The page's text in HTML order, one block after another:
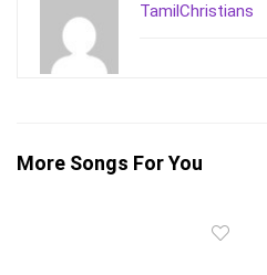
TamilChristians
More Songs For You